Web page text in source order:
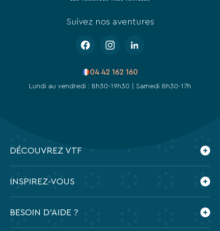
Suivez nos aventures
04 42 162 160
Lundi au vendredi : 8h30-19h30 | Samedi 8h30-17h
DÉCOUVREZ VTF
INSPIREZ-VOUS
BESOIN D'AIDE ?